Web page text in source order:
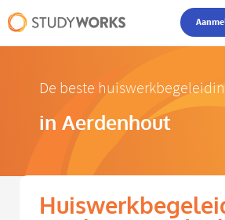
De beste
in Aerdenhout